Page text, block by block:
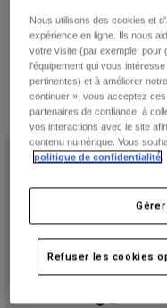
Nous utilisons des cookies et
expérience en ligne. Ils nous
votre visite (par exemple, pour
l'équipement qui vous
pertinentes) et à améliorer
continuer », vous acceptez
partenaires de confiance, à
vos interactions avec le site
contenu numérique. Vous
politique de confidentialité.
Refuser les cookies